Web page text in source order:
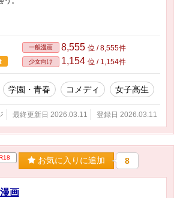
一般漫画 8,555 位 / 8,555件
少女向け 1,154 位 / 1,154件
学園・青春 コメディ 女子高生
最終更新日 2026.03.11 登録日 2026.03.11
お気に入りに追加 8
画